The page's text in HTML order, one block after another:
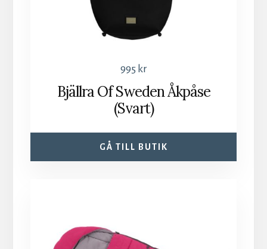
995 kr
Bjällra Of Sweden Åkpåse
(Svart)
GÅ TILL BUTIK